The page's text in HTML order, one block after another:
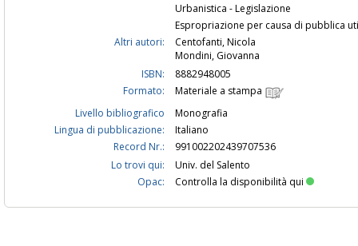
Urbanistica - Legislazione
Espropriazione per causa di pubblica
Altri autori:
Centofanti, Nicola
Mondini, Giovanna
ISBN:
8882948005
Formato:
Materiale a stampa
Livello bibliografico
Monografia
Lingua di pubblicazione:
Italiano
Record Nr.:
991002202439707536
Lo trovi qui:
Univ. del Salento
Opac:
Controlla la disponibilità qui